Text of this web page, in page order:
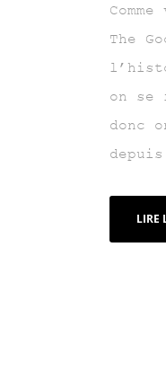
The
on se
donc
LIRE